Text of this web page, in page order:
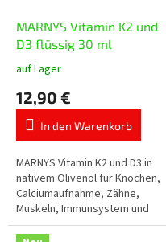
MARNYS Vitamin K2 und
D3 flüssig 30 ml
Die
Produktbewertung
ist
5,0
5
Sternen.
auf Lager
12,90 €
In den Warenkorb
MARNYS Vitamin K2 und D3 in
nativem Olivenöl für Knochen,
Calciumaufnahme, Zähne,
Muskeln, Immunsystem und
normale Blutgerinnung.